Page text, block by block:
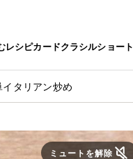
レシピカードクラシルショート
イタリアン炒め
ミュートを解除